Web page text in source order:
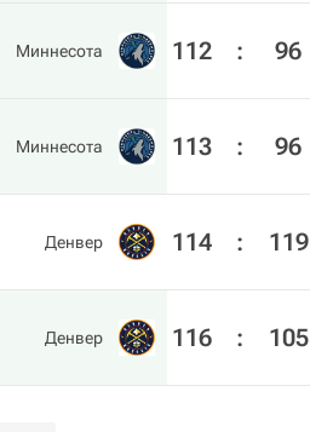
Миннесота 112 : 96
Миннесота 113 : 96
Денвер 114 : 119
Денвер 116 : 105